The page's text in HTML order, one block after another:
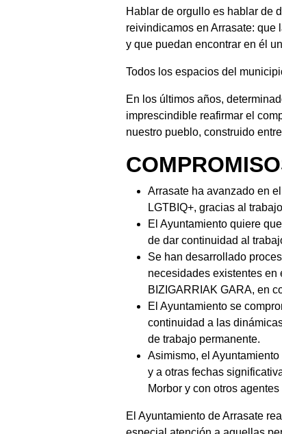
Hablar de orgullo es hablar de
reivindicamos en Arrasate: que
y que puedan encontrar en él
Todos los espacios del
En los últimos años,
imprescindible reafirmar el
nuestro pueblo, construido
Arrasate ha avanzado en
LGTBIQ+, gracias al
El Ayuntamiento quiere
de dar continuidad al
Se han desarrollado
necesidades existentes
BIZIGARRIAK GARA, en
El Ayuntamiento se
continuidad a las
de trabajo permanente.
Asimismo, el
y a otras fechas
Morbor y con otros
El Ayuntamiento de Arrasate